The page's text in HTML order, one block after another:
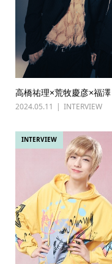
高橋祐理×荒牧慶彦×福
2024.05.11 INTERVIEW
INTERVIEW